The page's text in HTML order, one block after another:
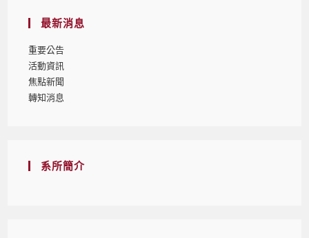
最新消息
重要公告
活動資訊
焦點新聞
轉知消息
系所簡介